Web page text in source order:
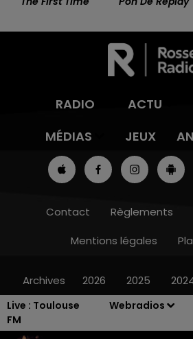
Live : Toulouse
FM
Webradios
RADIO ACTU
MÉDIAS
JEUX
Contact Règlements
Mentions légales
Archives 2026 2025